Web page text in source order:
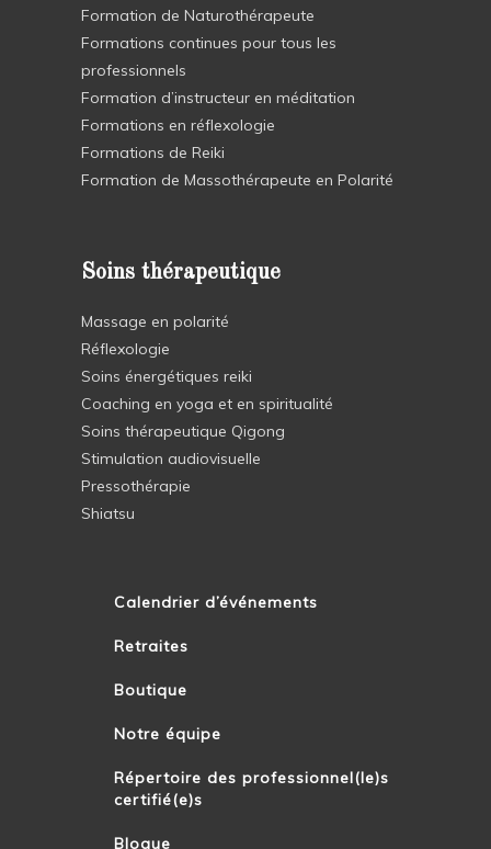
Formation de Naturothérapeute
Formations continues pour tous les
professionnels
Formation d’instructeur en méditation
Formations en réflexologie
Formations de Reiki
Formation de Massothérapeute en Polarité
Soins thérapeutique
Massage en polarité
Réflexologie
Soins énergétiques reiki
Coaching en yoga et en spiritualité
Soins thérapeutique Qigong
Stimulation audiovisuelle
Pressothérapie
Shiatsu
Calendrier d’événements
Retraites
Boutique
Notre équipe
Répertoire des professionnel(le)s
certifié(e)s
Blogue